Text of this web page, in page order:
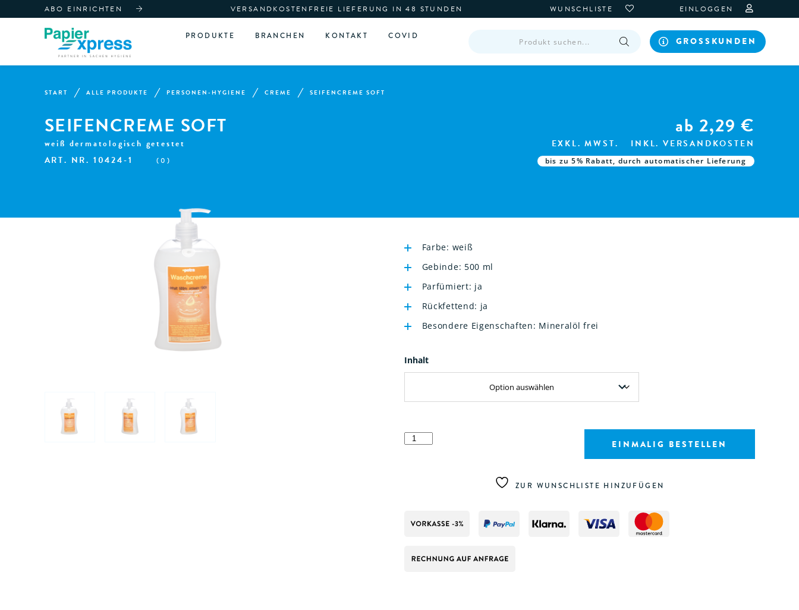
ABO EINRICHTEN VERSANDKOSTENFREIE LIEFERUNG IN 48 STUNDEN WUNSCHLISTE EINLOGGEN
PRODUKTE BRANCHEN KONTAKT COVID GROSSKUNDEN
START ALLE PRODUKTE PERSONEN-HYGIENE CREME SEIFENCREME SOFT
SEIFENCREME SOFT
weiß dermatologisch getestet
ART. NR. 10424-1 (0 )
ab 2,29 €
EXKL. MWST. INKL. VERSANDKOSTEN
bis zu 5% Rabatt, durch automatischer Lieferung
Farbe: weiß
Gebinde: 500 ml
Parfümiert: ja
Rückfettend: ja
Besondere Eigenschaften: Mineralöl frei
Inhalt
Seifencreme
EINMALIG BESTELLEN
ZUR WUNSCHLISTE HINZUFÜGEN